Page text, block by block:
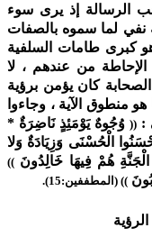
الرسالة إذ يرى سوء
نفي لما سموه بالصفات
كبرى طامات السلفية
الإحاطة من عندهم ، لا
كان يؤمن برؤية
هو منطوق الآية ، وجاءوا
:
(( وُجُوهٌ يَوْمَئِذٍ نَاضِرَةٌ *
الْحُسْنَى وَزِيَادَةٌ وَلا
هُمْ فِيهَا خَالِدُونَ ))
)) (المطففين:15).